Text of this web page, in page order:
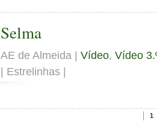
Selma
AE de Almeida |Vídeo,Vídeo
| Estrelinhas |
1